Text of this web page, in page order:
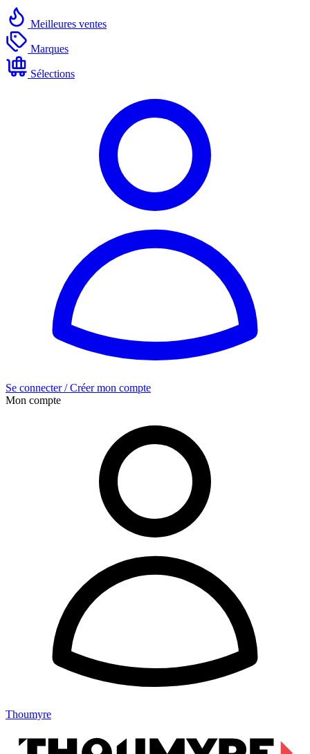
Meilleures ventes
Marques
Sélections
Se connecter / Créer mon compte
Mon compte
Thoumyre